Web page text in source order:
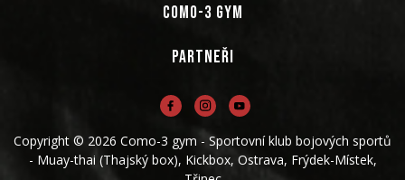
COMO-3 GYM
PARTNEŘI
Copyright © 2026 Como-3 gym - Sportovní klub bojových sportů
- Muay-thai (Thajský box), Kickbox, Ostrava, Frýdek-Místek,